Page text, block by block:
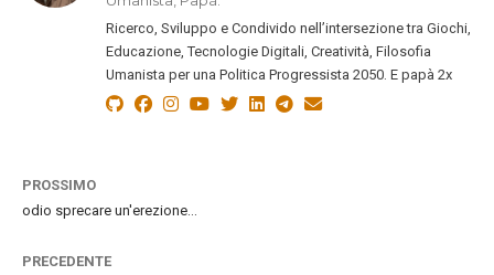
Ricerco, Sviluppo e Condivido nell’intersezione tra Giochi,
Educazione, Tecnologie Digitali, Creatività, Filosofia
Umanista per una Politica Progressista 2050. E papà 2x
PROSSIMO
odio sprecare un'erezione…
PRECEDENTE